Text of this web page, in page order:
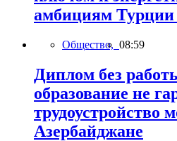
амбициям Турции
Общество, 08:59
Диплом без
образование не
трудоустройство
Азербайджане